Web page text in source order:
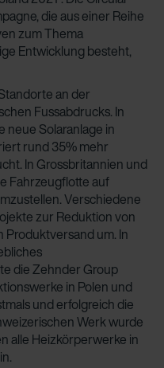
die aus einer Reihe
zum Thema
Entwicklung besteht,
an der
Fussabdrucks. In
neue Solaranlage in
rund 35% mehr
In Grossbritannien und
Fahrzeugflotte auf
Verschiedene
zur Reduktion von
um. In
die Zehnder Group
in Polen und
und erfolgreich die
Werk wurde
alle Heizkörperwerke in